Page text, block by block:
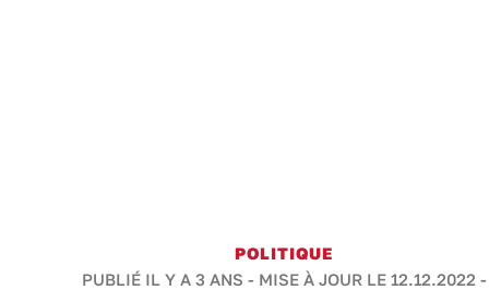
POLITIQUE
PUBLIÉ IL Y A 3 ANS - MISE À JOUR LE 12.12.2022 -